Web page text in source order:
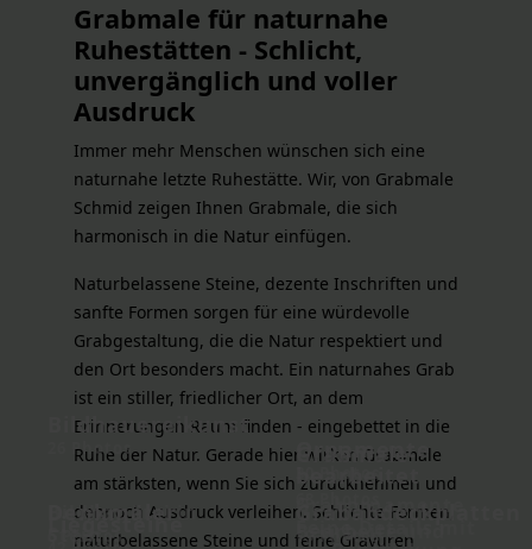
Grabmale für naturnahe
Ruhestätten - Schlicht,
unvergänglich und voller
Ausdruck
Immer mehr Menschen wünschen sich eine
naturnahe letzte Ruhestätte. Wir, von Grabmale
Schmid zeigen Ihnen Grabmale, die sich
harmonisch in die Natur einfügen.
Naturbelassene Steine, dezente Inschriften und
sanfte Formen sorgen für eine würdevolle
Grabgestaltung, die die Natur respektiert und
den Ort besonders macht. Ein naturnahes Grab
ist ein stiller, friedlicher Ort, an dem
Erinnerungen Raum finden - eingebettet in die
Ruhe der Natur. Gerade hier wirken Grabmale
am stärksten, wenn Sie sich zurücknehmen und
dennoch Ausdruck verleihen. Schlichte Formen,
naturbelassene Steine und feine Gravuren
Bildhauereikunst
26 Photos
Bildhauerei in
Stein -
Ornamente
30 Photos
Grabornamente -
Denkmäler
6 Photos
Grababdeckplatten
19 Photos
Liegesteine
Grabmale
bearbeitet
Bearbeite und